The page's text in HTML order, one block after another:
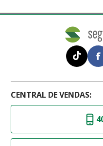
CENTRAL DE VENDAS: